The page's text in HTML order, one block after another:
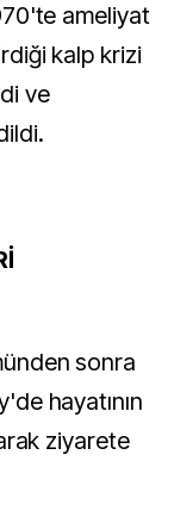
ameliyat
kalp krizi
ve
sonra
hayatının
ziyarete